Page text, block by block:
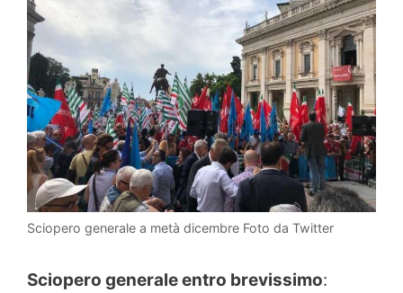
Sciopero generale a metà dicembre Foto da Twitter
Sciopero generale entro brevissimo: